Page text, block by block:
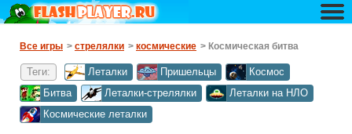
Все игры > стрелялки > космические > Космическая битва
Теги: Леталки Пришельцы
Космос
Битва
Леталки-стрелялки
Леталки на НЛО
Космические леталки